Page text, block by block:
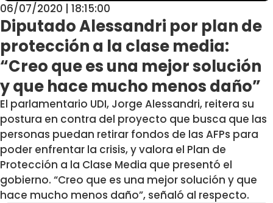
06/07/2020 | 18:15:00
Diputado Alessandri por plan de
protección a la clase media:
“Creo que es una mejor solución
y que hace mucho menos daño”
El parlamentario UDI, Jorge Alessandri, reitera su
postura en contra del proyecto que busca que las
personas puedan retirar fondos de las AFPs para
poder enfrentar la crisis, y valora el Plan de
Protección a la Clase Media que presentó el
gobierno. “Creo que es una mejor solución y que
hace mucho menos daño”, señaló al respecto.